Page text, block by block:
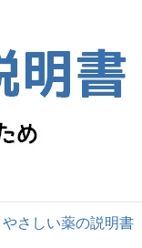
やさしい薬の説明書